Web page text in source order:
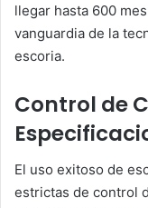
llegar hasta 600
vanguardia de la
escoria.
Control de
El uso exitoso de
estrictas de control